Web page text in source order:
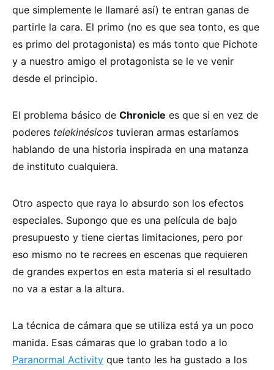
que simplemente le llamaré así) te entran ganas de
partirle la cara. El primo (no es que sea tonto, es que
es primo del protagonista) es más tonto que Pichote
y a nuestro amigo el protagonista se le ve venir
desde el principio.
El problema básico de Chronicle es que si en vez de
poderes telekinésicos tuvieran armas estaríamos
hablando de una historia inspirada en una matanza
de instituto cualquiera.
Otro aspecto que raya lo absurdo son los efectos
especiales. Supongo que es una película de bajo
presupuesto y tiene ciertas limitaciones, pero por
eso mismo no te recrees en escenas que requieren
de grandes expertos en esta materia si el resultado
no va a estar a la altura.
La técnica de cámara que se utiliza está ya un poco
manida. Esas cámaras que lo graban todo a lo
Paranormal Activity que tanto les ha gustado a los